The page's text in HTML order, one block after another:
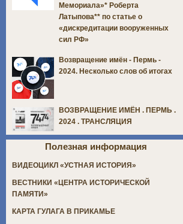
Мемориала»* Роберта
Латыпова** по статье о
«дискредитации вооруженных
сил РФ»
Возвращение имён - Пермь -
2024. Несколько слов об итогах
ВОЗВРАЩЕНИЕ ИМЁН . ПЕРМЬ .
2024 . ТРАНСЛЯЦИЯ
Полезная информация
ВИДЕОЦИКЛ «УСТНАЯ ИСТОРИЯ»
ВЕСТНИКИ «ЦЕНТРА ИСТОРИЧЕСКОЙ
ПАМЯТИ»
КАРТА ГУЛАГА В ПРИКАМЬЕ